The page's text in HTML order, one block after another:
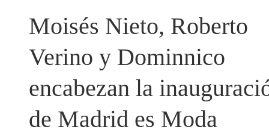
Moisés Nieto, Roberto
Verino y Dominnico
encabezan la
de Madrid es Moda